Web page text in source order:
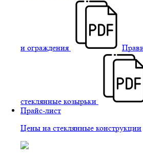
и ограждения
стеклянные козырьки
Прайс-лист
Цены на стеклянные конструкции